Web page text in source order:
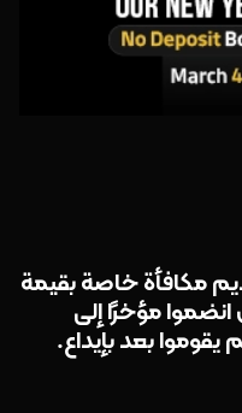
مكافأة خاصة بقيمة
انضموا مؤخرًا إلى
بعد بإيداع.